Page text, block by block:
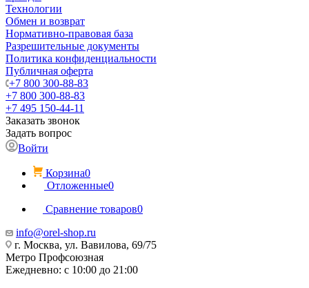
Технологии
Обмен и возврат
Нормативно-правовая база
Разрешительные документы
Политика конфиденциальности
Публичная оферта
+7 800 300-88-83
+7 800 300-88-83
+7 495 150-44-11
Заказать звонок
Задать вопрос
Войти
Корзина0
Отложенные0
Сравнение товаров0
info@orel-shop.ru
г. Москва, ул. Вавилова, 69/75
Метро Профсоюзная
Ежедневно: с 10:00 до 21:00